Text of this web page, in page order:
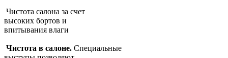
Чистота салона за счет
высоких бортов и
впитывания влаги
Чистота в салоне. Специальные